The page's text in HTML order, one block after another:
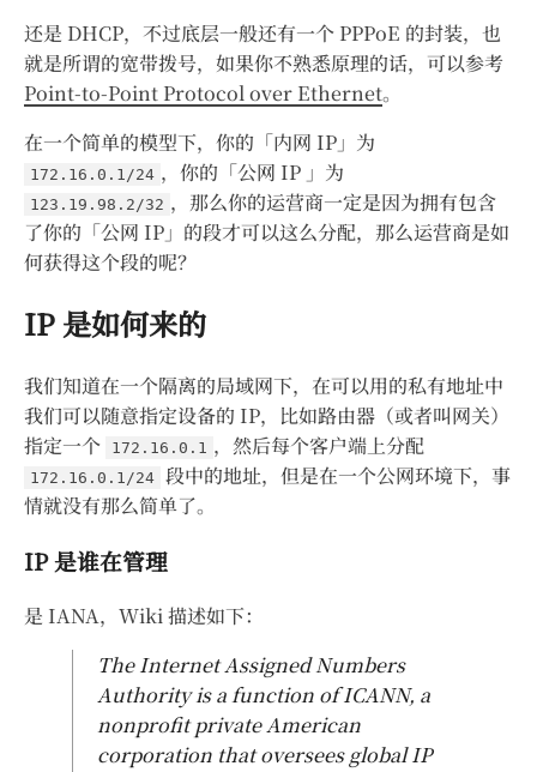
还是 DHCP，不过底层一般还有一个 PPPoE 的封装，也
就是所谓的宽带拨号，如果你不熟悉原理的话，可以参考
Point-to-Point Protocol over Ethernet。
在一个简单的模型下，你的「内网 IP」为
172.16.0.1/24 ，你的「公网 IP 」为
123.19.98.2/32 ，那么你的运营商一定是因为拥有包含
了你的「公网 IP」的段才可以这么分配，那么运营商是如
何获得这个段的呢？
IP 是如何来的
我们知道在一个隔离的局域网下，在可以用的私有地址中
我们可以随意指定设备的 IP，比如路由器（或者叫网关）
指定一个
172.16.0.1 ，然后每个客户端上分配
172.16.0.1/24 段中的地址，但是在一个公网环境下，事
情就没有那么简单了。
IP 是谁在管理
是 IANA，Wiki 描述如下：
The Internet Assigned Numbers
Authority is a function of ICANN, a
nonprofit private American
corporation that oversees global IP